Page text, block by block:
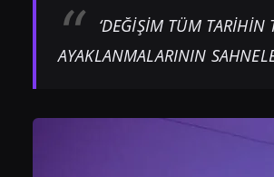
‘DEĞİŞİM TÜM
AYAKLANMALARININ